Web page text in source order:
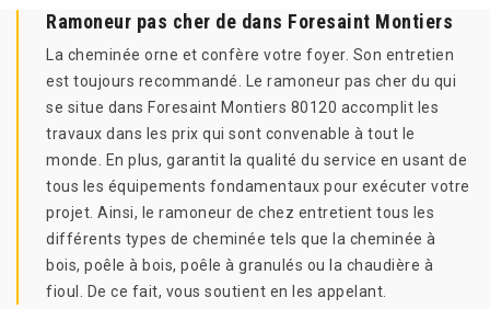
Ramoneur pas cher de dans Foresaint Montiers
La cheminée orne et confère votre foyer. Son entretien
est toujours recommandé. Le ramoneur pas cher du qui
se situe dans Foresaint Montiers 80120 accomplit les
travaux dans les prix qui sont convenable à tout le
monde. En plus, garantit la qualité du service en usant de
tous les équipements fondamentaux pour exécuter votre
projet. Ainsi, le ramoneur de chez entretient tous les
différents types de cheminée tels que la cheminée à
bois, poêle à bois, poêle à granulés ou la chaudière à
fioul. De ce fait, vous soutient en les appelant.